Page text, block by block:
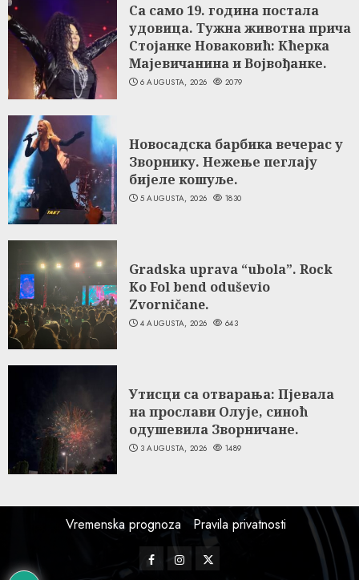
Са само 19. година постала
удовица. Тужна животна прича
Стојанке Новаковић: Кћерка
Мајевичанина и Војвођанке.
6 AUGUSTA, 2026 2079
Новосадска барбика вечерас у
Зворнику. Нежење пеглају
бијеле кошуље.
5 AUGUSTA, 2026 1830
Gradska uprava “ubola”. Rock
Ko Fol bend oduševio
Zvorničane.
4 AUGUSTA, 2026 643
Утисци са отварања: Пјевала
на прослави Олује, синоћ
одушевила Зворничане.
3 AUGUSTA, 2026 1489
Vremenska prognoza Pravila privatnosti
FacebookInstagram
Twitter